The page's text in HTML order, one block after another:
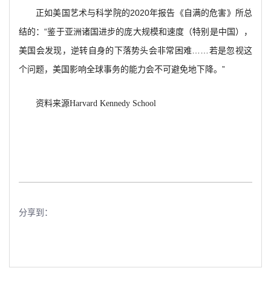
正如美国艺术与科学院的2020年报告《自满的危害》所总
结的：“鉴于亚洲诸国进步的庞大规模和速度（特别是中国），
美国会发现，逆转自身的下落势头会非常困难……若是忽视这
个问题，美国影响全球事务的能力会不可避免地下降。”
资料来源Harvard Kennedy School
分享到：